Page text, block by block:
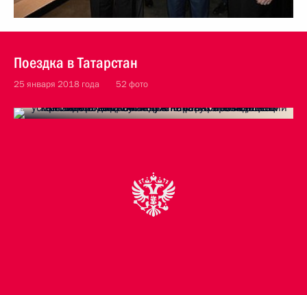
Поездка в Татарстан
25 января 2018 года 52 фото